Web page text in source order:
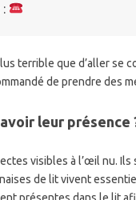
:
terrible que d’aller
de prendre des
leur présence
visibles à l’œil nu.
de lit vivent
présentes dans le lit